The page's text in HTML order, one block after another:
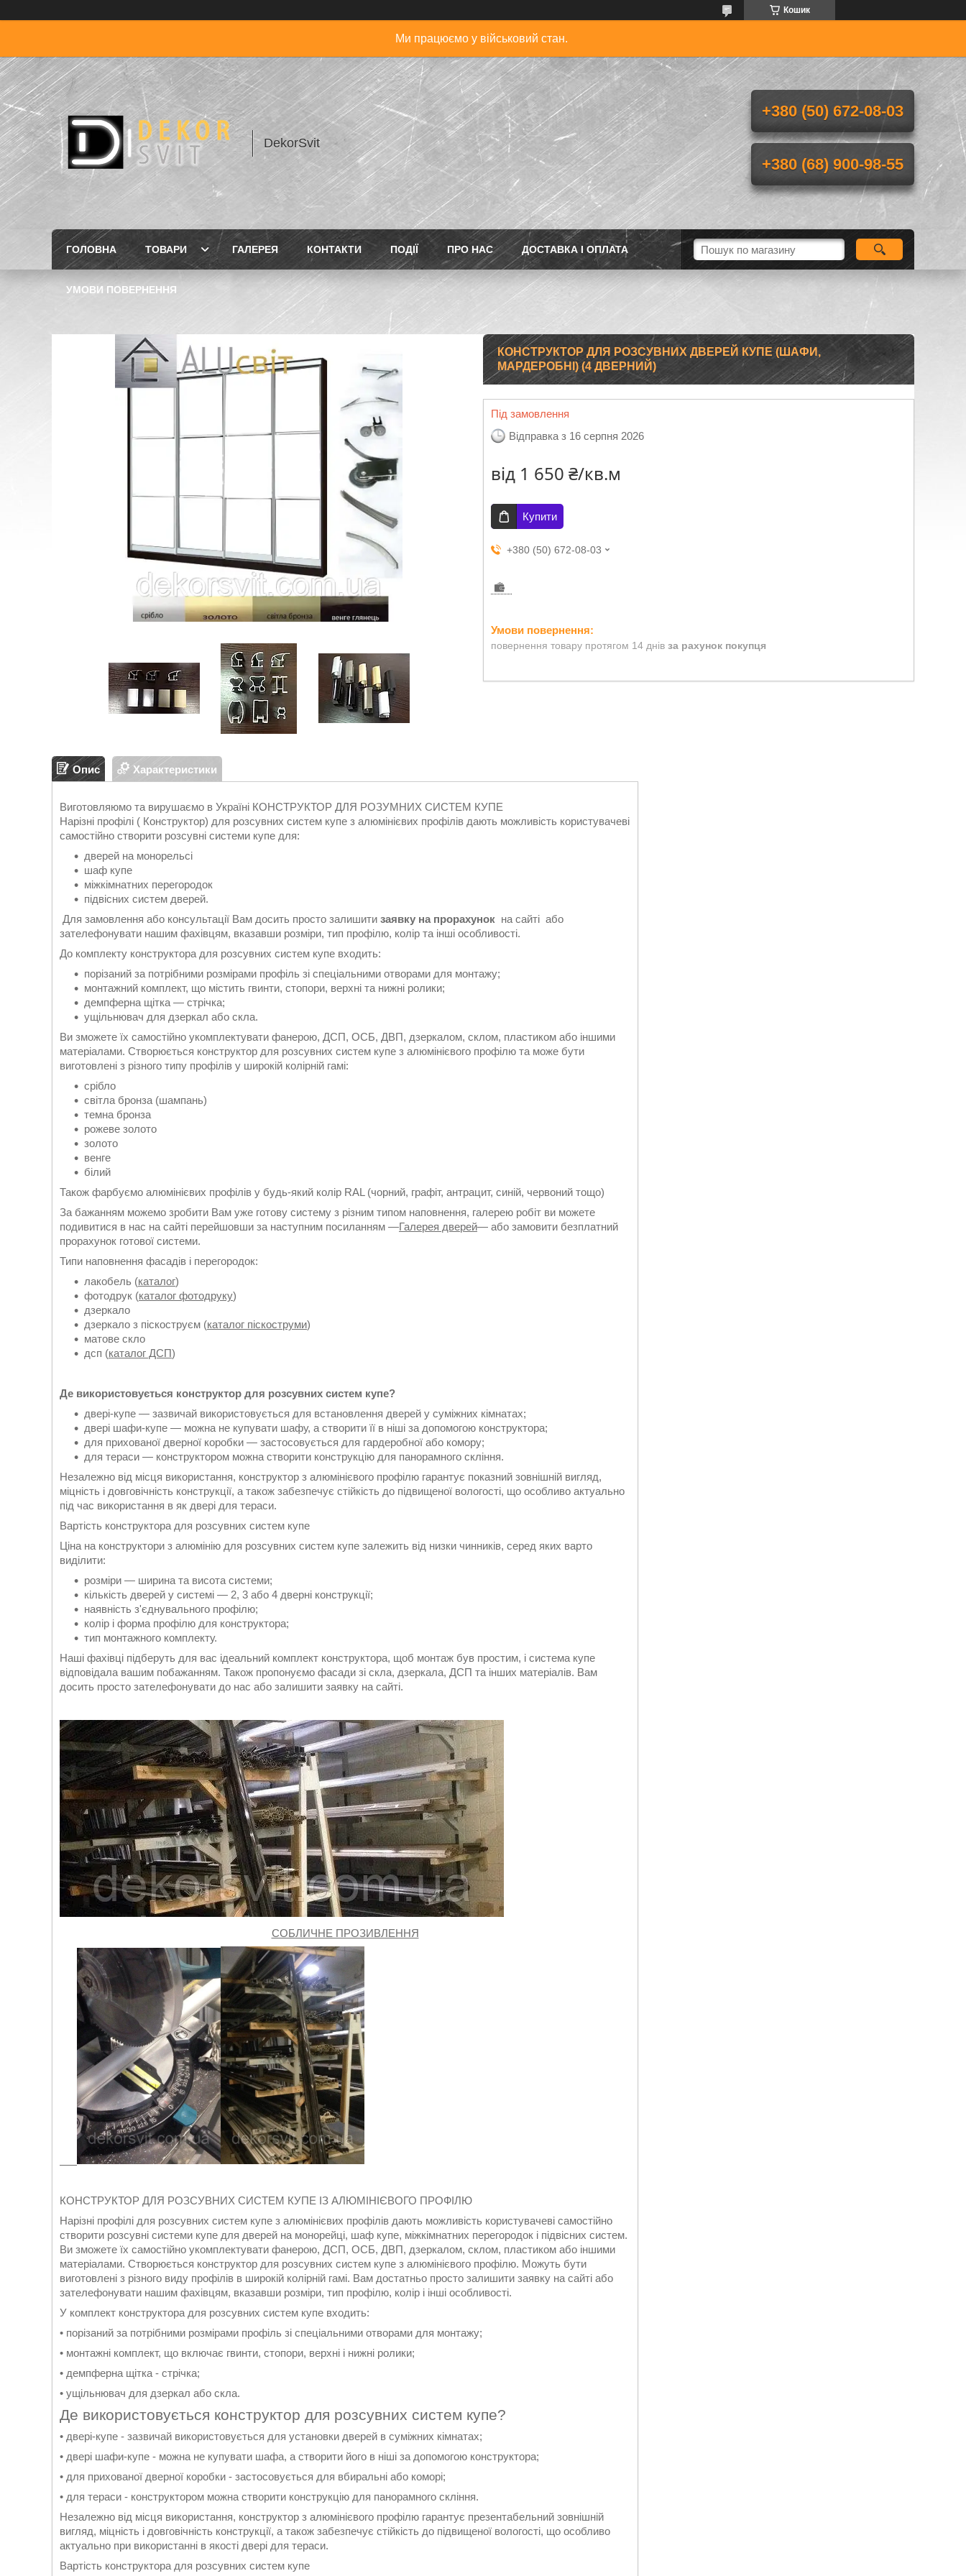
Кошик
Ми працюємо у військовий стан.
DekorSvit
+380 (50) 672-08-03
+380 (68) 900-98-55
ГОЛОВНА ТОВАРИ ГАЛЕРЕЯ КОНТАКТИ ПОДІЇ ПРО НАС ДОСТАВКА І ОПЛАТА
УМОВИ ПОВЕРНЕННЯ
КОНСТРУКТОР ДЛЯ РОЗСУВНИХ ДВЕРЕЙ КУПЕ (ШАФИ,
МАРДЕРОБНІ) (4 ДВЕРНИЙ)
Під замовлення
Відправка з 16 серпня 2026
від 1 650 ₴/кв.м
Купити
+380 (50) 672-08-03
повернення товару протягом 14 днів за рахунок покупця
Опис Характеристики
Виготовляюмо та вирушаємо в Україні КОНСТРУКТОР ДЛЯ РОЗУМНИХ СИСТЕМ КУПЕ
Нарізні профілі ( Конструктор) для розсувних систем купе з алюмінієвих профілів дають можливість користувачеві
самостійно створити розсувні системи купе для:
дверей на монорельсі
шаф купе
міжкімнатних перегородок
підвісних систем дверей.
Для замовлення або консультації Вам досить просто залишити заявку на прорахунок на сайті або
зателефонувати нашим фахівцям, вказавши розміри, тип профілю, колір та інші особливості.
До комплекту конструктора для розсувних систем купе входить:
порізаний за потрібними розмірами профіль зі спеціальними отворами для монтажу;
монтажний комплект, що містить гвинти, стопори, верхні та нижні ролики;
демпферна щітка — стрічка;
ущільнювач для дзеркал або скла.
Ви зможете їх самостійно укомплектувати фанерою, ДСП, ОСБ, ДВП, дзеркалом, склом, пластиком або іншими
матеріалами. Створюється конструктор для розсувних систем купе з алюмінієвого профілю та може бути
виготовлені з різного типу профілів у широкій колірній гамі:
срібло
світла бронза (шампань)
темна бронза
рожеве золото
золото
венге
білий
Також фарбуємо алюмінієвих профілів у будь-який колір RAL (чорний, графіт, антрацит, синій, червоний тощо)
За бажанням можемо зробити Вам уже готову систему з різним типом наповнення, галерею робіт ви можете
подивитися в нас на сайті перейшовши за наступним посиланням —Галерея дверей— або замовити безплатний
прорахунок готової системи.
Типи наповнення фасадів і перегородок:
лакобель (каталог)
фотодрук (каталог фотодруку)
дзеркало
дзеркало з піскоструєм (каталог піскоструми)
матове скло
дсп (каталог ДСП)
Де використовується конструктор для розсувних систем купе?
двері-купе — зазвичай використовується для встановлення дверей у суміжних кімнатах;
двері шафи-купе — можна не купувати шафу, а створити її в ніші за допомогою конструктора;
для прихованої дверної коробки — застосовується для гардеробної або комору;
для тераси — конструктором можна створити конструкцію для панорамного скління.
Незалежно від місця використання, конструктор з алюмінієвого профілю гарантує показний зовнішній вигляд,
міцність і довговічність конструкції, а також забезпечує стійкість до підвищеної вологості, що особливо актуально
під час використання в як двері для тераси.
Вартість конструктора для розсувних систем купе
Ціна на конструктори з алюмінію для розсувних систем купе залежить від низки чинників, серед яких варто
виділити:
розміри — ширина та висота системи;
кількість дверей у системі — 2, 3 або 4 дверні конструкції;
наявність з'єднувального профілю;
колір і форма профілю для конструктора;
тип монтажного комплекту.
Наші фахівці підберуть для вас ідеальний комплект конструктора, щоб монтаж був простим, і система купе
відповідала вашим побажанням. Також пропонуємо фасади зі скла, дзеркала, ДСП та інших матеріалів. Вам
досить просто зателефонувати до нас або залишити заявку на сайті.
СОБЛИЧНЕ ПРОЗИВЛЕННЯ
КОНСТРУКТОР ДЛЯ РОЗСУВНИХ СИСТЕМ КУПЕ ІЗ АЛЮМІНІЄВОГО ПРОФІЛЮ
Нарізні профілі для розсувних систем купе з алюмінієвих профілів дають можливість користувачеві самостійно
створити розсувні системи купе для дверей на монорейці, шаф купе, міжкімнатних перегородок і підвісних систем.
Ви зможете їх самостійно укомплектувати фанерою, ДСП, ОСБ, ДВП, дзеркалом, склом, пластиком або іншими
матеріалами. Створюється конструктор для розсувних систем купе з алюмінієвого профілю. Можуть бути
виготовлені з різного виду профілів в широкій колірній гамі. Вам достатньо просто залишити заявку на сайті або
зателефонувати нашим фахівцям, вказавши розміри, тип профілю, колір і інші особливості.
У комплект конструктора для розсувних систем купе входить:
• порізаний за потрібними розмірами профіль зі спеціальними отворами для монтажу;
• монтажні комплект, що включає гвинти, стопори, верхні і нижні ролики;
• демпферна щітка - стрічка;
• ущільнювач для дзеркал або скла.
Де використовується конструктор для розсувних систем купе?
• двері-купе - зазвичай використовується для установки дверей в суміжних кімнатах;
• двері шафи-купе - можна не купувати шафа, а створити його в ніші за допомогою конструктора;
• для прихованої дверної коробки - застосовується для вбиральні або коморі;
• для тераси - конструктором можна створити конструкцію для панорамного скління.
Незалежно від місця використання, конструктор з алюмінієвого профілю гарантує презентабельний зовнішній
вигляд, міцність і довговічність конструкції, а також забезпечує стійкість до підвищеної вологості, що особливо
актуально при використанні в якості двері для тераси.
Вартість конструктора для розсувних систем купе